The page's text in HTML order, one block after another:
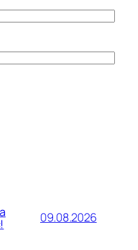
09.08.2026